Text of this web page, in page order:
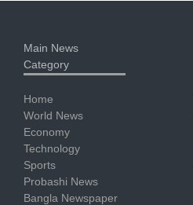
Main News
Category
Home
World News
Economy
Technology
Sports
Probashi News
Bangla Newspaper